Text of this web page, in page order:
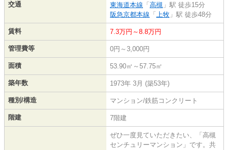
交通
東海道本線 「 高槻 」駅 徒歩15分
阪急京都本線 「 上牧 」駅 徒歩48分
賃料 7.3万円～8.8万円
管理費等 0円～3,000円
面積 53.90㎡～57.75㎡
築年数 1973年 3月 (築53年)
種別/構造 マンション/鉄筋コンクリート
階建 7階建
ぜひ一度見ていただきたい、「高槻
センチュリーマンション」です。共